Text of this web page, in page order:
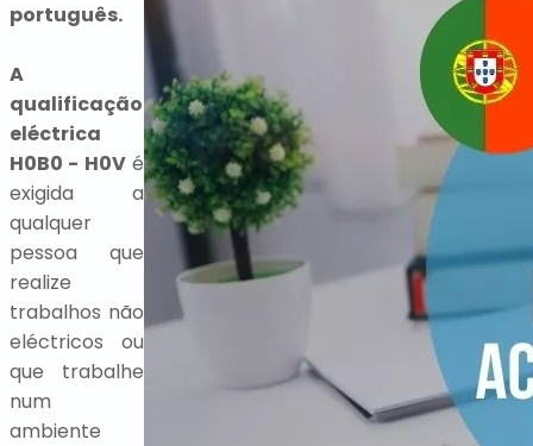
português.
A
qualificação
eléctrica
H0B0 - H0Vé
exigida a
qualquer
pessoa que
realize
trabalhos não
eléctricos ou
que trabalhe
num
ambiente